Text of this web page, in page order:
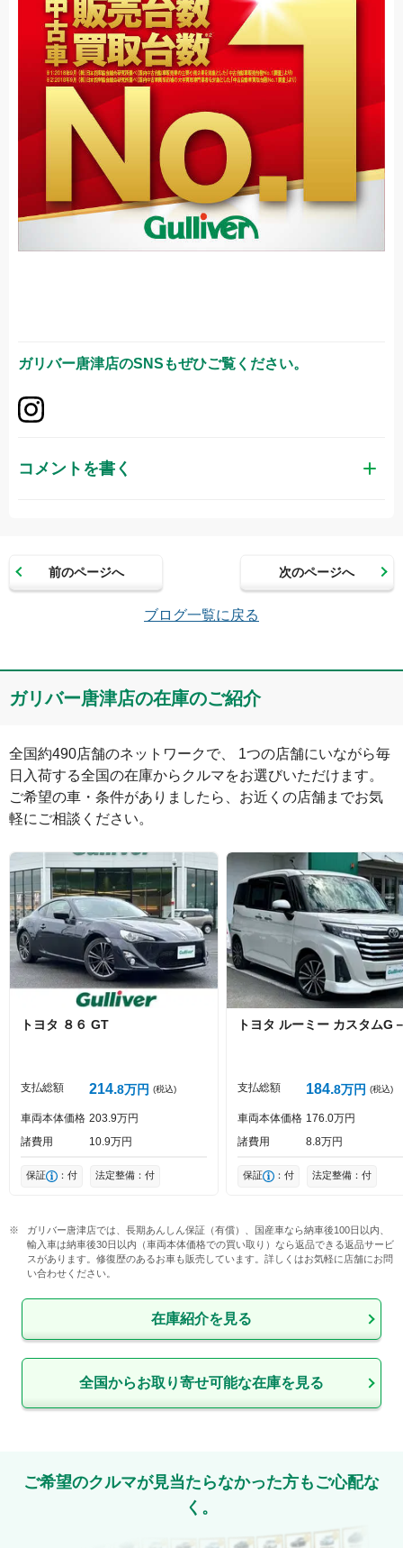
ガリバー唐津店のSNSもぜひご覧ください。
コメントを書く
メールアドレス（半角英数）
コメント
絵文字は投稿時に削除します 0文字/140文字
Captcha
前のページへ 次のページへ
ブログ一覧に戻る
ガリバー唐津店の在庫のご紹介
全国約490店舗のネットワークで、 1つの店舗にいながら毎
日入荷する全国の在庫からクルマをお選びいただけます。
ご希望の車・条件がありましたら、お近くの店舗までお気
軽にご相談ください。
トヨタ ８６ GT
支払総額 214 8万円 (税込)
車両本体価格 203 9万円
諸費用
10 9万円
保証 ：付 法定整備：付
トヨタ ルーミー カスタムG
支払総額 184 8万円 (税込)
車両本体価格 176 0万円
諸費用
8 8万円
保証 ：付 法定整備：付
ガリバー唐津店では、長期あんしん保証（有償）、国産車なら納車後100日以内、
輸入車は納車後30日以内（車両本体価格での買い取り）なら返品できる返品サービ
スがあります。修復歴のあるお車も販売しています。詳しくはお気軽に店舗にお問
い合わせください。
在庫紹介を見る
全国からお取り寄せ可能な在庫を見る
ご希望のクルマが見当たらなかった方もご心配な
く。